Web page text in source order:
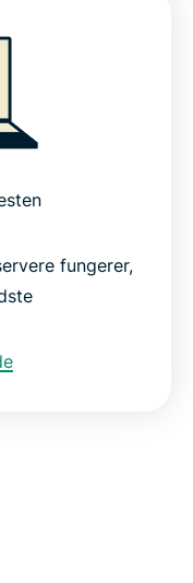
fungerer,